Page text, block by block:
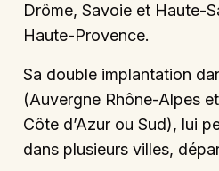
Drôme, Savoie et Haute-
Haute-Provence.
Sa double implantation
(Auvergne Rhône-Alpes
Côte d’Azur ou Sud), lui
dans plusieurs villes,